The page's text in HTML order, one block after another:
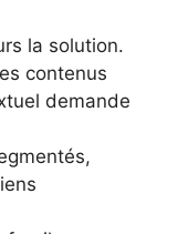
la solution.
contenus
demande